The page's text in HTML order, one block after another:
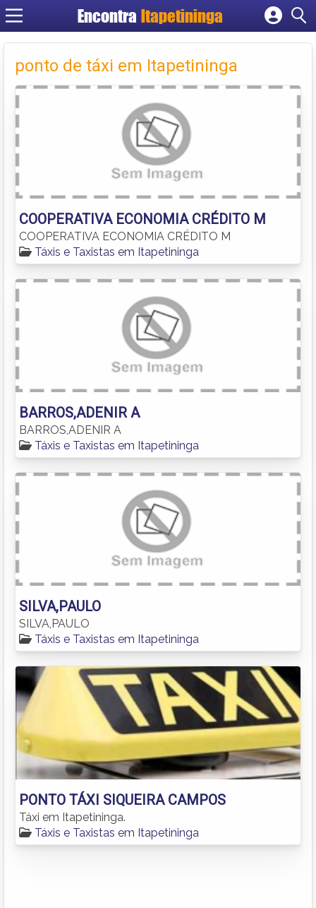
Encontra Itapetininga
Cadastrar empresa
Criar conta
ponto de táxi em Itapetininga
COOPERATIVA ECONOMIA CRÉDITO M
COOPERATIVA ECONOMIA CRÉDITO M
Táxis e Taxistas em Itapetininga
BARROS,ADENIR A
BARROS,ADENIR A
Táxis e Taxistas em Itapetininga
SILVA,PAULO
SILVA,PAULO
Táxis e Taxistas em Itapetininga
PONTO TÁXI SIQUEIRA CAMPOS
Táxi em Itapetininga.
Táxis e Taxistas em Itapetininga